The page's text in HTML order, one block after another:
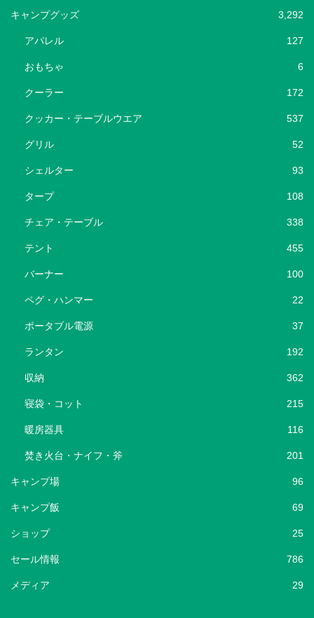
キャンプグッズ 3,292
アパレル 127
おもちゃ 6
クーラー 172
クッカー・テーブルウエア 537
グリル 52
シェルター 93
タープ 108
チェア・テーブル 338
テント 455
バーナー 100
ペグ・ハンマー 22
ポータブル電源 37
ランタン 192
収納 362
寝袋・コット 215
暖房器具 116
焚き火台・ナイフ・斧 201
キャンプ場 96
キャンプ飯 69
ショップ 25
セール情報 786
メディア 29